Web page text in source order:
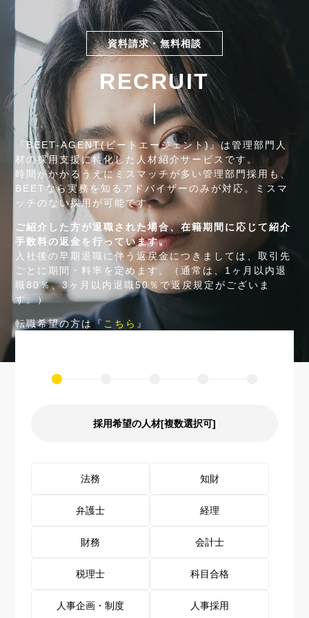
資料請求・無料相談
RECRUIT
『BEET-AGENT(ビートエージェント)』は管理部門人
材の採用支援に特化した人材紹介サービスです。
時間がかかるうえにミスマッチが多い管理部門採用も、
BEETなら実務を知るアドバイザーのみが対応。ミスマ
ッチのない採用が可能です。
ご紹介した方が退職された場合、在籍期間に応じて紹介
手数料の返金を行っています。
入社後の早期退職に伴う返戻金につきましては、取引先
ごとに期間・料率を定めます。（通常は、1ヶ月以内退
職80％、3ヶ月以内退職50％で返戻規定がございま
す。）
転職希望の方は『 こちら 』
FIRST
採用希望の人材[複数選択可]
法務 知財
弁護士 経理
財務 会計士
税理士 科目合格
人事企画・制度 人事採用